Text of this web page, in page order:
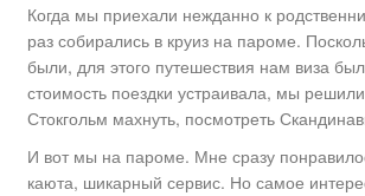
Когда мы приехали нежданно к
раз собирались в круиз на пароме.
были, для этого путешествия нам виза
стоимость поездки устраивала, мы
Стокгольм махнуть, посмотреть
И вот мы на пароме. Мне сразу
каюта, шикарный сервис. Но самое